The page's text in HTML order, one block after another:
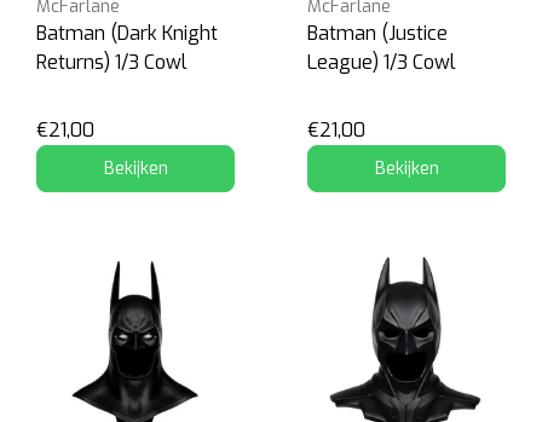
McFarlane
Batman (Dark Knight
Returns) 1/3 Cowl
€21,00
Bekijken
McFarlane
Batman (Justice
League) 1/3 Cowl
€21,00
Bekijken